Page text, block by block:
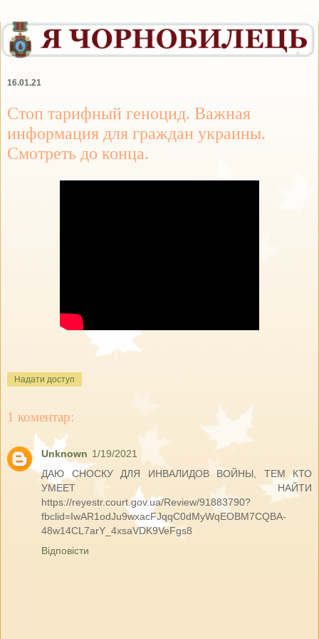
16.01.21
Стоп тарифный геноцид. Важная
информация для граждан украины.
Смотреть до конца.
Надати доступ
1 коментар:
Unknown 1/19/2021
ДАЮ СНОСКУ ДЛЯ ИНВАЛИДОВ ВОЙНЫ, ТЕМ КТО
УМЕЕТ НАЙТИ
https://reyestr.court.gov.ua/Review/91883790?
fbclid=IwAR1odJu9wxacFJqqC0dMyWqEOBM7CQBA-
48w14CL7arY_4xsaVDK9VeFgs8
Відповісти